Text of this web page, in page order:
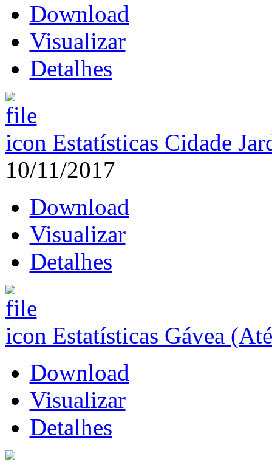
Download
Visualizar
Detalhes
Estatísticas Cidade
10/11/2017
Download
Visualizar
Detalhes
Estatísticas Gávea
Download
Visualizar
Detalhes